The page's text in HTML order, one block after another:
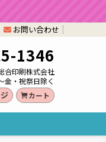
お問い合わせ
1346
合印刷株式会社
・祝祭日除く
カート